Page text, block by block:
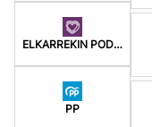
ELKARREKIN PODEMOS
PP